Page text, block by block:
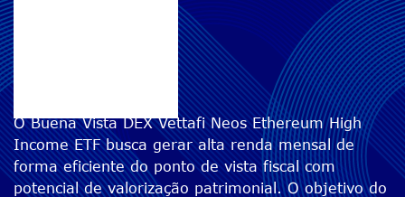
O Buena Vista DEX Vettafi Neos Ethereum High
Income ETF busca gerar alta renda mensal de
forma eficiente do ponto de vista fiscal com
potencial de valorização patrimonial. O objetivo do